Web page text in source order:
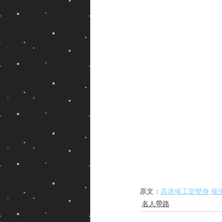
原文： 高港候工室變身 催
名人帶路